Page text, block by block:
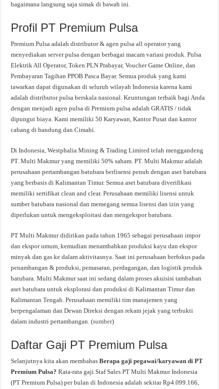
bagaimana langsung saja simak di bawah ini.
Profil PT Premium Pulsa
Premium Pulsa adalah distributor & agen pulsa all operator yang
menyediakan server pulsa dengan berbagai macam variasi produk. Pulsa
Elektrik All Operator, Token PLN Prabayar, Voucher Game Online, dan
Pembayaran Tagihan PPOB Pasca Bayar. Semua produk yang kami
tawarkan dapat digunakan di seluruh wilayah Indonesia karena kami
adalah distributor pulsa berskala nasional. Keuntungan terbaik bagi Anda
dengan menjadi agen pulsa di Premium pulsa adalah GRATIS / tidak
dipungut biaya. Kami memiliki 50 Karyawan, Kantor Pusat dan kantor
cabang di bandung dan Cimahi.
Di Indonesia, Westphalia Mining & Trading Limited telah menggandeng
PT. Multi Makmur yang memiliki 50% saham. PT. Multi Makmur adalah
perusahaan pertambangan batubara berlisensi penuh dengan aset batubara
yang berbasis di Kalimantan Timur. Semua aset batubara diverifikasi
memiliki sertifikat clean and clear. Perusahaan memiliki lisensi untuk
sumber batubara nasional dan memegang semua lisensi dan izin yang
diperlukan untuk mengeksploitasi dan mengekspor batubara.
PT Multi Makmur didirikan pada tahun 1965 sebagai perusahaan impor
dan ekspor umum, kemudian menambahkan produksi kayu dan ekspor
minyak dan gas ke dalam aktivitasnya. Saat ini perusahaan berfokus pada
penambangan & produksi, pemasaran, perdagangan, dan logistik produk
batubara. Multi Makmur saat ini sedang dalam proses akuisisi tambahan
aset batubara untuk eksplorasi dan produksi di Kalimantan Timur dan
Kalimantan Tengah. Perusahaan memiliki tim manajemen yang
berpengalaman dan Dewan Direksi dengan rekam jejak yang terbukti
dalam industri pertambangan. (sumber)
Daftar Gaji PT Premium Pulsa
Selanjutnya kita akan membahasBerapa gaji pegawai/karyawan di PT
Premium Pulsa?Rata-rata gaji Staf Sales PT Multi Makmur Indonesia
(PT Premium Pulsa) per bulan di Indonesia adalah sekitar Rp4.099.166,